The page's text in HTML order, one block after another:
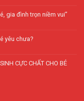
gia đình trọn niềm vui”
yêu chưa?
CỰC CHẤT CHO BÉ